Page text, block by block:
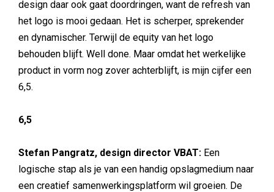
design daar ook gaat doordringen, want de refresh van
het logo is mooi gedaan. Het is scherper, sprekender
en dynamischer. Terwijl de equity van het logo
behouden blijft. Well done. Maar omdat het werkelijke
product in vorm nog zover achterblijft, is mijn cijfer een
6,5.
6,5
Stefan Pangratz, design director VBAT: Een
logische stap als je van een handig opslagmedium naar
een creatief samenwerkingsplatform wil groeien. De